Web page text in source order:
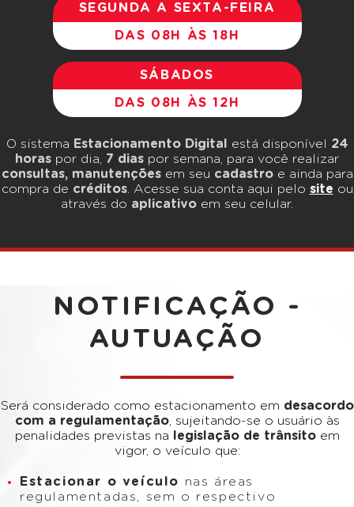
SEGUNDA A SEXTA-FEIRA
DAS 08H ÀS 18H
SÁBADOS
DAS 08H ÀS 12H
O sistema Estacionamento Digital está disponível 24
horas por dia, 7 dias por semana, para você realizar
consultas, manutençõesem seu cadastroe ainda para
compra de créditos. Acesse sua conta aqui pelo site ou
através do aplicativo em seu celular.
NOTIFICAÇÃO -
AUTUAÇÃO
Será considerado como estacionamento em desacordo
com a regulamentação, sujeitando-se o usuário às
penalidades previstas na
legislação de trânsitoem
vigor, o veículo que:
Estacionar o veículo
nas áreas
regulamentadas, sem o respectivo